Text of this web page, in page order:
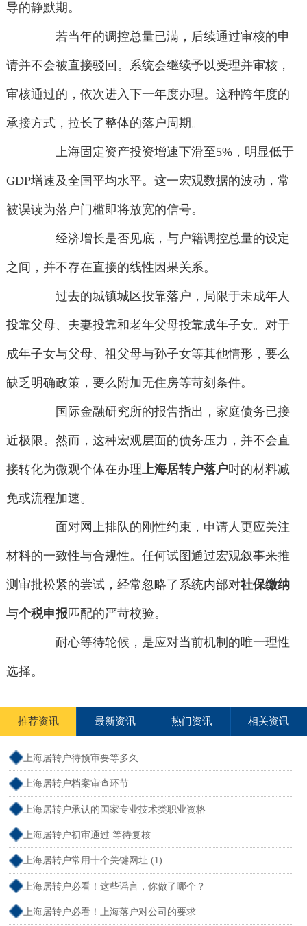
导的静默期。
若当年的调控总量已满，后续通过审核的申
请并不会被直接驳回。系统会继续予以受理并审核，
审核通过的，依次进入下一年度办理。这种跨年度的
承接方式，拉长了整体的落户周期。
上海固定资产投资增速下滑至5%，明显低于
GDP增速及全国平均水平。这一宏观数据的波动，常
被误读为落户门槛即将放宽的信号。
经济增长是否见底，与户籍调控总量的设定
之间，并不存在直接的线性因果关系。
过去的城镇城区投靠落户，局限于未成年人
投靠父母、夫妻投靠和老年父母投靠成年子女。对于
成年子女与父母、祖父母与孙子女等其他情形，要么
缺乏明确政策，要么附加无住房等苛刻条件。
国际金融研究所的报告指出，家庭债务已接
近极限。然而，这种宏观层面的债务压力，并不会直
接转化为微观个体在办理上海居转户落户时的材料减
免或流程加速。
面对网上排队的刚性约束，申请人更应关注
材料的一致性与合规性。任何试图通过宏观叙事来推
测审批松紧的尝试，经常忽略了系统内部对社保缴纳
与个税申报匹配的严苛校验。
耐心等待轮候，是应对当前机制的唯一理性
选择。
推荐资讯 最新资讯 热门资讯 相关资讯
上海居转户待预审要等多久
上海居转户档案审查环节
上海居转户承认的国家专业技术类职业资格
上海居转户初审通过 等待复核
上海居转户常用十个关键网址 (1)
上海居转户必看！这些谣言，你做了哪个？
上海居转户必看！上海落户对公司的要求